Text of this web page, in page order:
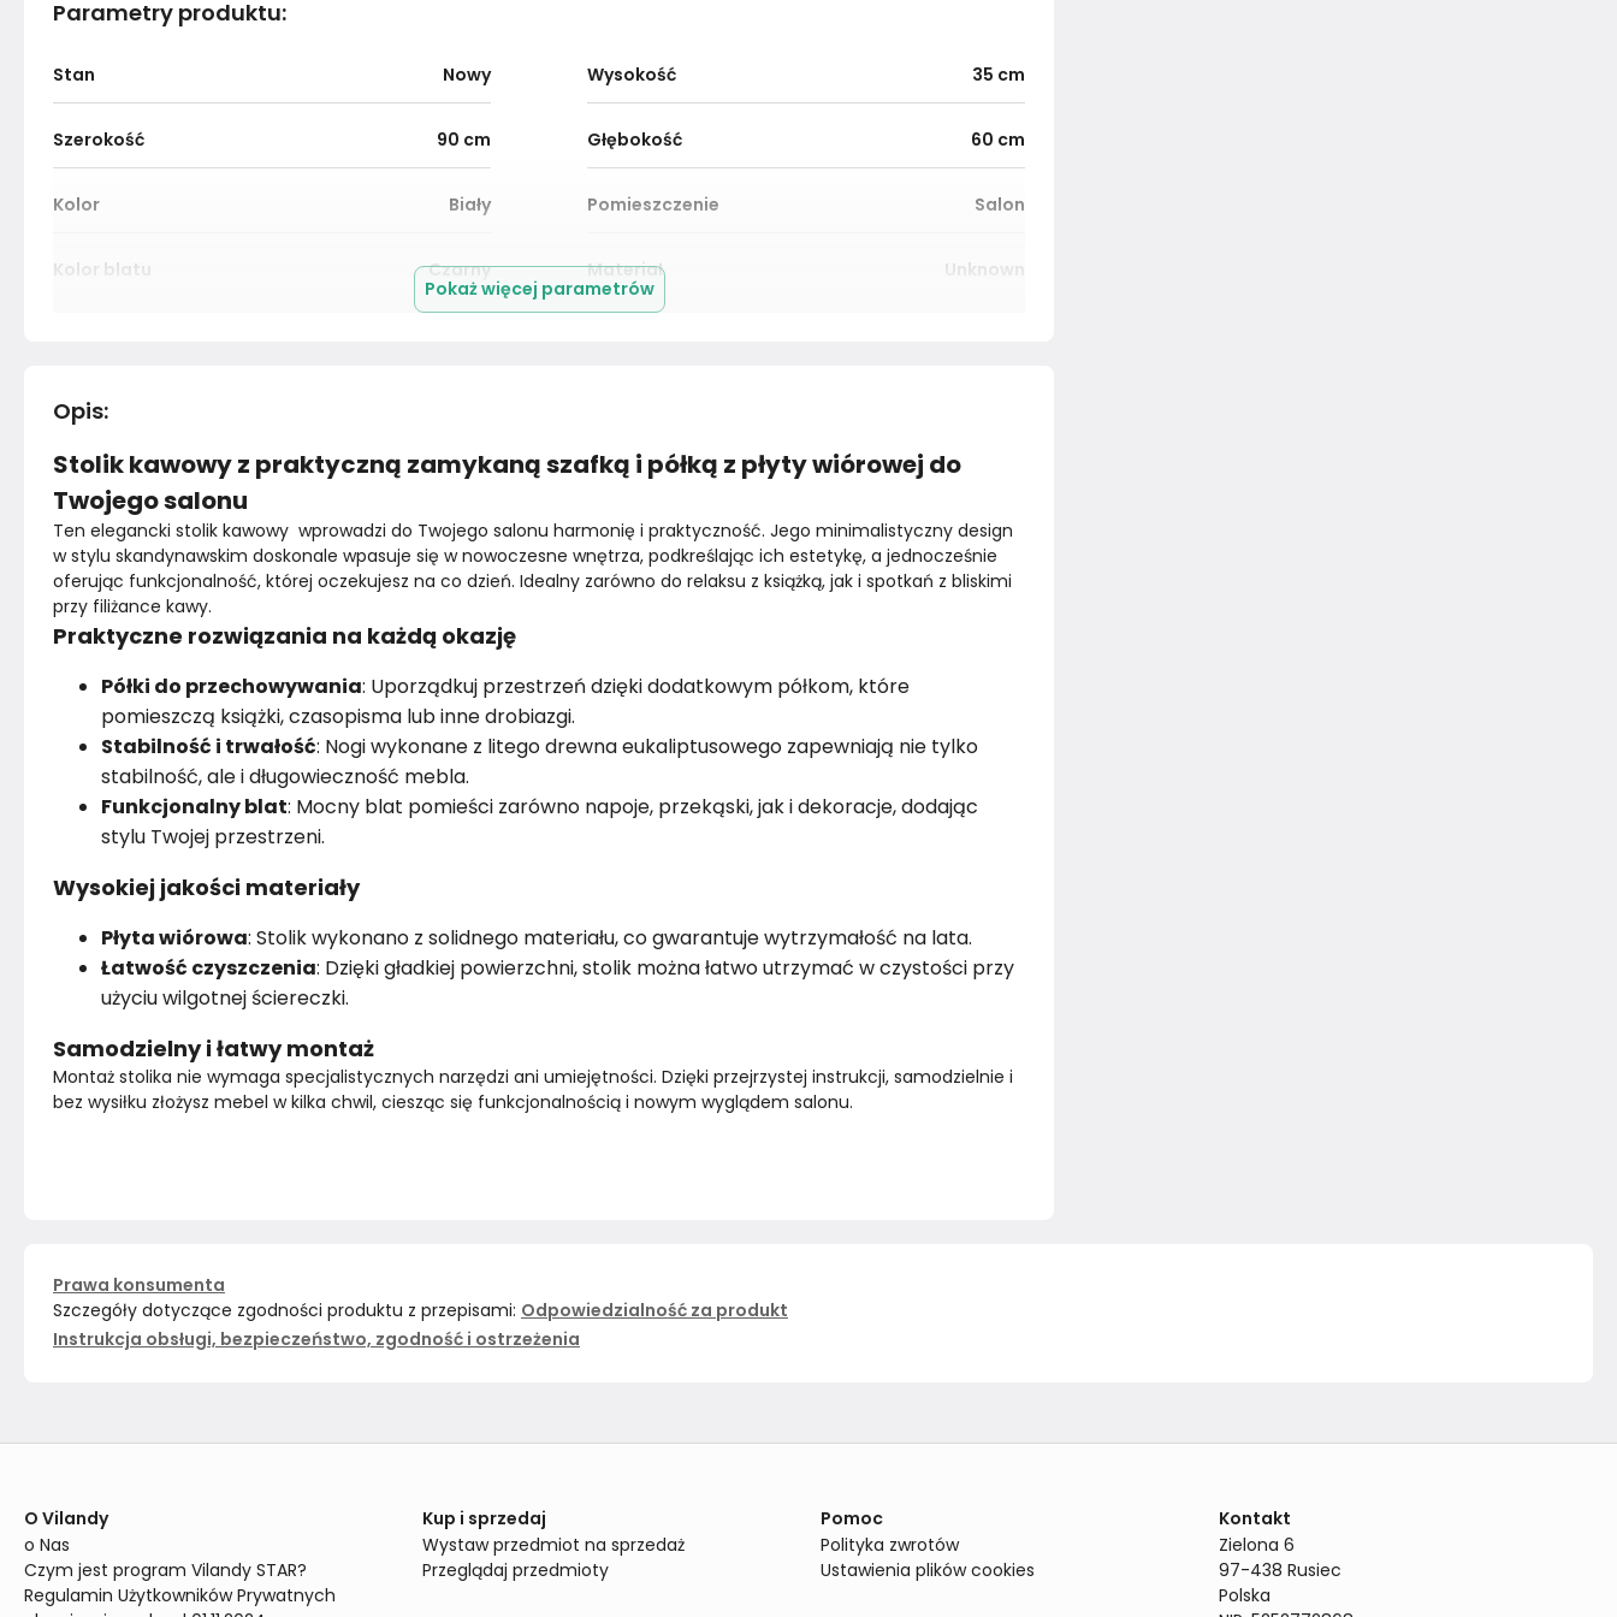
Parametry produktu:
Stan Nowy Wysokość 35 cm
Szerokość 90 cm Głębokość 60 cm
Kolor Biały Pomieszczenie Salon
Kolor blatu Czarny Materiał Unknown
Montaż
Pokaż więcej parametrów
Opis:
Stolik kawowy z praktyczną zamykaną szafką i półką z płyty wiórowej do
Twojego salonu
Ten elegancki stolik kawowy  wprowadzi do Twojego salonu harmonię i praktyczność. Jego minimalistyczny design
w stylu skandynawskim doskonale wpasuje się w nowoczesne wnętrza, podkreślając ich estetykę, a jednocześnie
oferując funkcjonalność, której oczekujesz na co dzień. Idealny zarówno do relaksu z książką, jak i spotkań z bliskimi
przy filiżance kawy.
Praktyczne rozwiązania na każdą okazję
Półki do przechowywania: Uporządkuj przestrzeń dzięki dodatkowym półkom, które
pomieszczą książki, czasopisma lub inne drobiazgi.
Stabilność i trwałość: Nogi wykonane z litego drewna eukaliptusowego zapewniają nie tylko
stabilność, ale i długowieczność mebla.
Funkcjonalny blat: Mocny blat pomieści zarówno napoje, przekąski, jak i dekoracje, dodając
stylu Twojej przestrzeni.
Wysokiej jakości materiały
Płyta wiórowa: Stolik wykonano z solidnego materiału, co gwarantuje wytrzymałość na lata.
Łatwość czyszczenia: Dzięki gładkiej powierzchni, stolik można łatwo utrzymać w czystości przy
użyciu wilgotnej ściereczki.
Samodzielny i łatwy montaż
Montaż stolika nie wymaga specjalistycznych narzędzi ani umiejętności. Dzięki przejrzystej instrukcji, samodzielnie i
bez wysiłku złożysz mebel w kilka chwil, ciesząc się funkcjonalnością i nowym wyglądem salonu.
Prawa konsumenta
Szczegóły dotyczące zgodności produktu z przepisami: Odpowiedzialność za produkt
Instrukcja obsługi, bezpieczeństwo, zgodność i ostrzeżenia
O Vilandy
o Nas
Czym jest program Vilandy STAR?
Regulamin Użytkowników Prywatnych
Kup i sprzedaj
Wystaw przedmiot na sprzedaż
Przeglądaj przedmioty
Pomoc
Polityka zwrotów
Ustawienia plików cookies
Kontakt
Zielona 6
97-438 Rusiec
Polska